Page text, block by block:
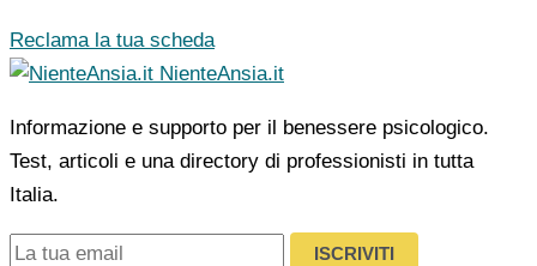
Reclama la tua scheda
NienteAnsia.it
Informazione e supporto per il benessere psicologico.
Test, articoli e una directory di professionisti in tutta
Italia.
ISCRIVITI